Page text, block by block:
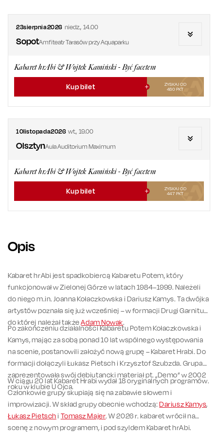
23sierpnia2026 niedz., 14.00
SopotAmfiteatr Tarasów przy Aquaparku
Kabaret hrAbi & Wojtek Kamiński - Być facetem
Kup bilet
ZYSKAJ OD
480 PKT
10listopada2026 wt.,19.00
OlsztynAula Auditorium Maximum
Kabaret hrAbi & Wojtek Kamiński - Być facetem
Kup bilet
ZYSKAJ OD
447 PKT
Opis
Kabaret hrAbi jest spadkobiercą Kabaretu Potem, który
funkcjonował w Zielonej Górze w latach 1984–1999. Należeli
do niego m.in. Joanna Kołaczkowska i Dariusz Kamys. Ta dwójka
artystów poznała się już wcześniej – w formacji Drugi Garnitur,
do której należał takżeAdam Nowak.
Po zakończeniu działalności Kabaretu Potem Kołaczkowska i
Kamys, mając za sobą ponad 10 lat wspólnego występowania
na scenie, postanowili założyć nową grupę – Kabaret Hrabi. Do
formacji dołączyli Łukasz Pietsch i Krzysztof Szubzda. Grupa
zaprezentowała swój debiutancki materiał pt. „Demo” w 2002
roku w klubie U Ojca.
W ciągu 20 lat Kabaret Hrabi wydał 18 oryginalnych programów.
Członkowie grupy skupiają się na zabawie słowem i
improwizacji. W skład grupy obecnie wchodzą:Dariusz Kamys,
Łukasz Pietschi Tomasz Majer. W 2026 r. kabaret wrócił na
scenę z nowym programem, i pod szyldem Kabaret hrAbi.